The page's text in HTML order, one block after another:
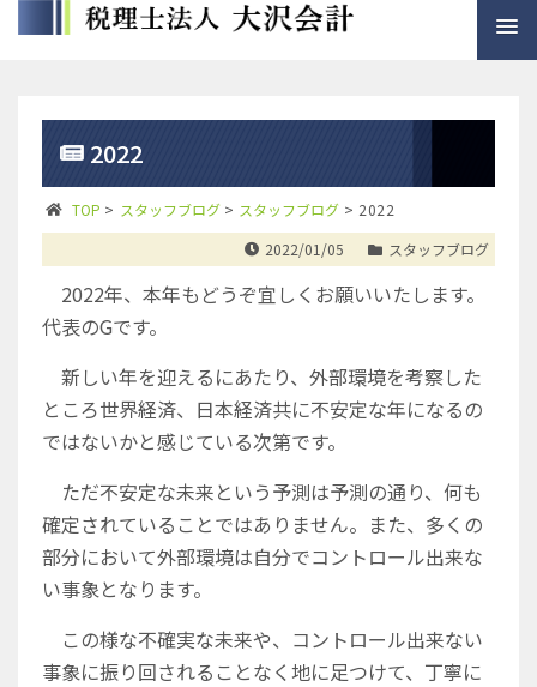
2022
TOP > スタッフブログ> スタッフブログ > 2022
2022/01/05
スタッフブログ
2022年、本年もどうぞ宜しくお願いいたします。
代表のGです。
新しい年を迎えるにあたり、外部環境を考察した
ところ世界経済、日本経済共に不安定な年になるの
ではないかと感じている次第です。
ただ不安定な未来という予測は予測の通り、何も
確定されていることではありません。また、多くの
部分において外部環境は自分でコントロール出来な
い事象となります。
この様な不確実な未来や、コントロール出来ない
事象に振り回されることなく地に足つけて、丁寧に